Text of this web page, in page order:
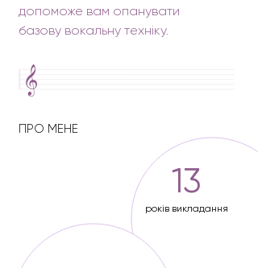
допоможе вам опанувати
базову вокальну техніку.
ПРО МЕНЕ
13
років викладання